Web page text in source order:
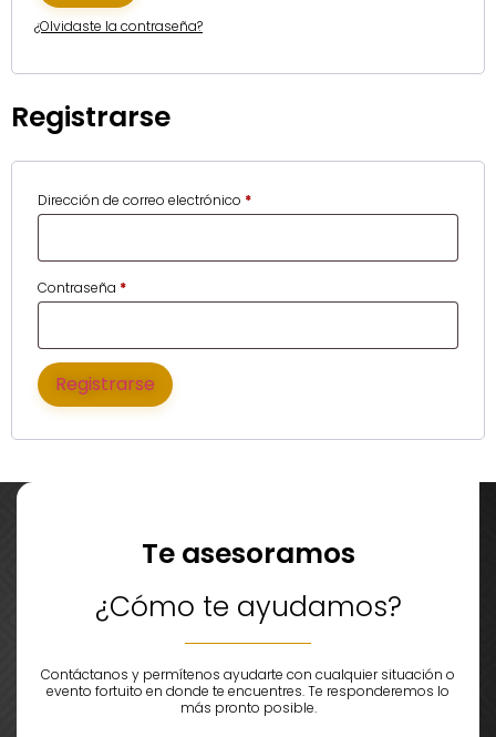
¿Olvidaste la contraseña?
Registrarse
Dirección de correo electrónico *
Contraseña *
Registrarse
Te asesoramos
¿Cómo te ayudamos?
Contáctanos y permítenos ayudarte con cualquier situación o
evento fortuito en donde te encuentres. Te responderemos lo
más pronto posible.